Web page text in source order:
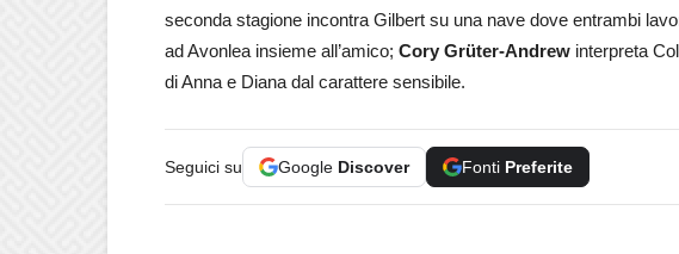
seconda stagione incontra Gilbert su una nave dove entrambi
ad Avonlea insieme all’amico; Cory Grüter-Andrew interpreta
di Anna e Diana dal carattere sensibile.
Seguici su Google Discover Fonti Preferite